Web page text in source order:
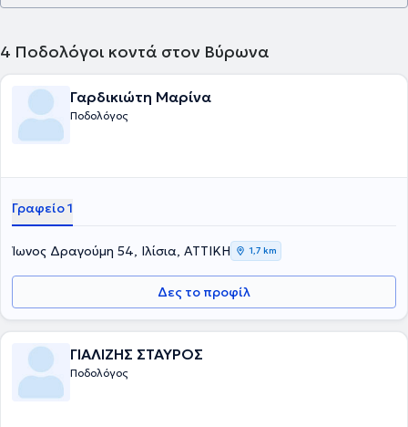
4 Ποδολόγοι κοντά στον Βύρωνα
Γαρδικιώτη Μαρίνα
Ποδολόγος
Γραφείο 1
Ίωνος Δραγούμη 54, Ιλίσια, ΑΤΤΙΚΗ 1,7 km
Δες το προφίλ
ΓΙΑΛΙΖΗΣ ΣΤΑΥΡΟΣ
Ποδολόγος